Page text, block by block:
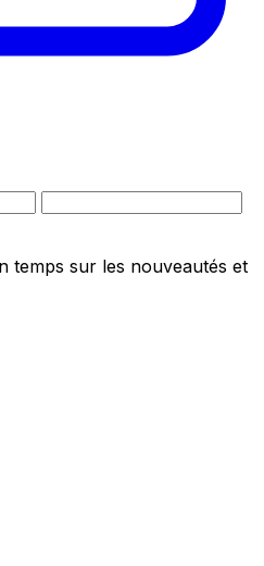
temps sur les nouveautés et